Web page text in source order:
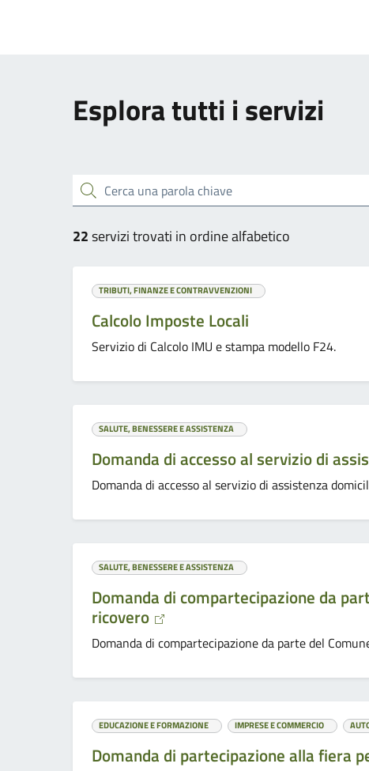
Esplora tutti i servizi
Cerca una parola chiave
22servizi trovati in ordine alfabetico
TRIBUTI, FINANZE E CONTRAVVENZIONI
Calcolo Imposte Locali
Servizio di Calcolo IMU e stampa modello F24.
SALUTE, BENESSERE E ASSISTENZA
Domanda di accesso al servizio di
Domanda di accesso al servizio di assistenza
SALUTE, BENESSERE E ASSISTENZA
Domanda di compartecipazione da
ricovero
Domanda di compartecipazione da parte del
EDUCAZIONE E FORMAZIONE IMPRESE E COMMERCIO
Domanda di partecipazione alla fiera